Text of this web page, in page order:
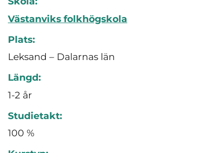
Västanviks folkhögskola
Plats:
Leksand – Dalarnas län
Längd:
1-2 år
Studietakt:
100 %